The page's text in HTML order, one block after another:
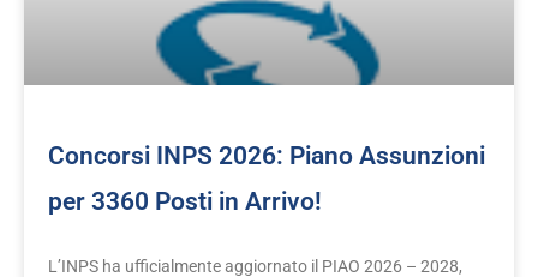
Concorsi INPS 2026: Piano Assunzioni
per 3360 Posti in Arrivo!
L’INPS ha ufficialmente aggiornato il PIAO 2026 – 2028,